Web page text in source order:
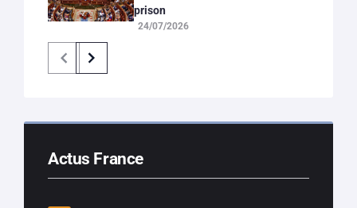
prison
24/07/2026
Actus France